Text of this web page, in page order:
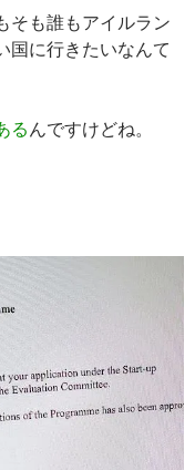
そも誰もアイルラン
国に行きたいなんて
る んですけどね。